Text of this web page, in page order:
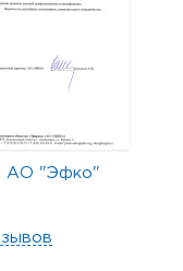
АО "Эфко"